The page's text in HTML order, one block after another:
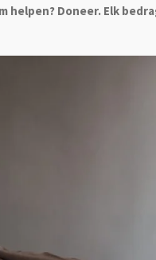
helpen? Doneer. Elk